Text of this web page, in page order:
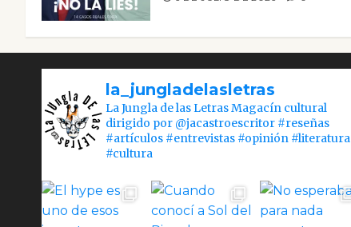
la_jungladelasletras
La Jungla de las Letras Magacín cultural
dirigido por @jacastroescritor #reseñas
#artículos #entrevistas #opinión #literatura
#cultura